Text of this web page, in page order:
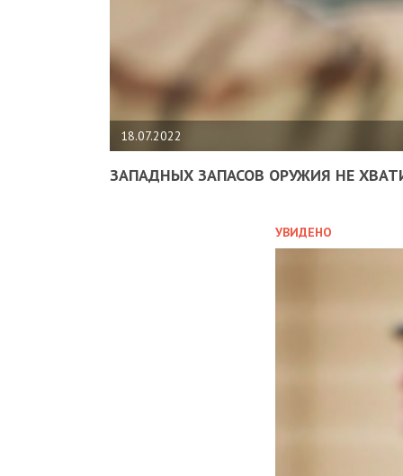
18.07.2022
ЗАПАДНЫХ ЗАПАСОВ ОРУЖИЯ НЕ
УВИДЕНО